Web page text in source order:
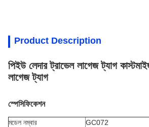
Product Description
পিইউ লেদার ট্রাভেল লাগেজ ট্যাগ
লাগেজ ট্যাগ
স্পেসিফিকেশন
মডেল নম্বার
GC072